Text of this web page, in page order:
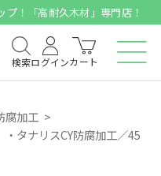
！「高耐久木材」専門店！
検索ログインカート
腐加工
・タナリスCY防腐加工／45